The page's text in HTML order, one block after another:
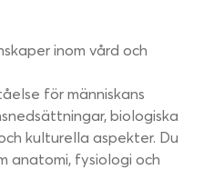
inom vård och
för människans
biologiska
kulturella aspekter. Du
anatomi, fysiologi och